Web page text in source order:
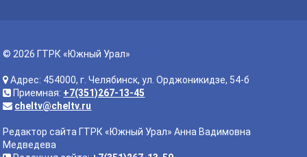
© 2026 ГТРК «Южный Урал»
Адрес: 454000, г. Челябинск, ул. Орджоникидзе, 54-б
Приемная: +7(351)267-13-45
cheltv@cheltv.ru
Редактор сайта ГТРК «Южный Урал» Анна Вадимовна
Медведева